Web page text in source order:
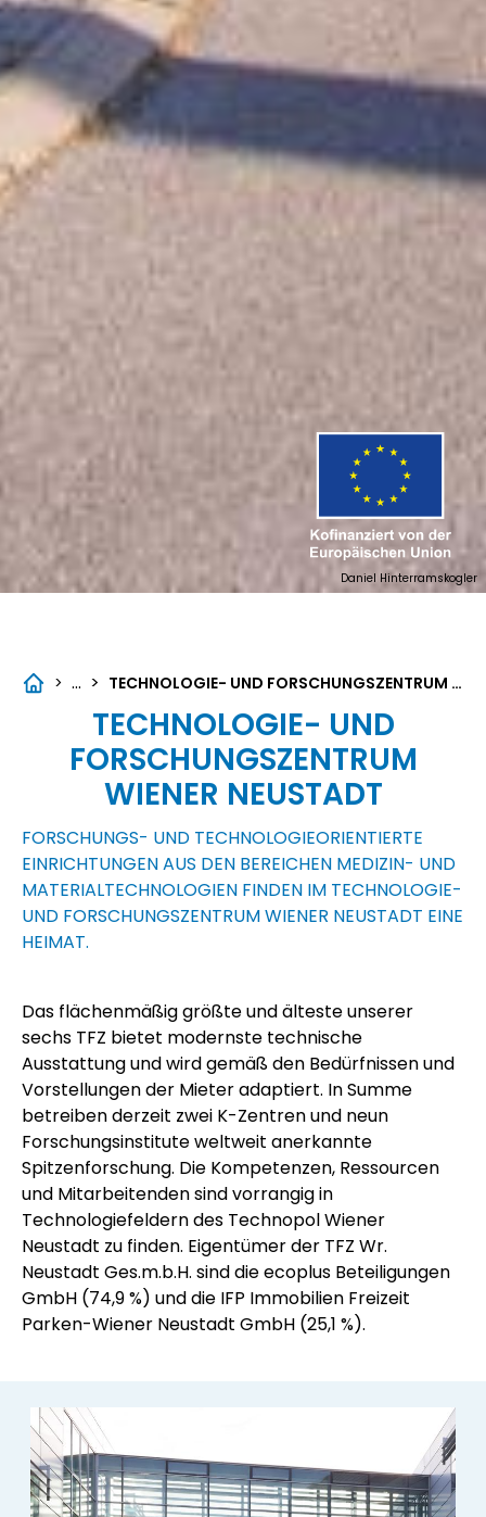
Daniel Hinterramskogler
> ... > TECHNOLOGIE- UND FORSCHUNGSZENTRUM WIENER NEUSTADT
TECHNOLOGIE- UND
FORSCHUNGSZENTRUM
WIENER NEUSTADT
FORSCHUNGS- UND TECHNOLOGIEORIENTIERTE
EINRICHTUNGEN AUS DEN BEREICHEN MEDIZIN- UND
MATERIALTECHNOLOGIEN FINDEN IM TECHNOLOGIE-
UND FORSCHUNGSZENTRUM WIENER NEUSTADT EINE
HEIMAT.
Das flächenmäßig größte und älteste unserer
sechs TFZ bietet modernste technische
Ausstattung und wird gemäß den Bedürfnissen und
Vorstellungen der Mieter adaptiert. In Summe
betreiben derzeit zwei K-Zentren und neun
Forschungsinstitute weltweit anerkannte
Spitzenforschung. Die Kompetenzen, Ressourcen
und Mitarbeitenden sind vorrangig in
Technologiefeldern des Technopol Wiener
Neustadt zu finden. Eigentümer der TFZ Wr.
Neustadt Ges.m.b.H. sind die ecoplus Beteiligungen
GmbH (74,9 %) und die IFP Immobilien Freizeit
Parken-Wiener Neustadt GmbH (25,1 %).